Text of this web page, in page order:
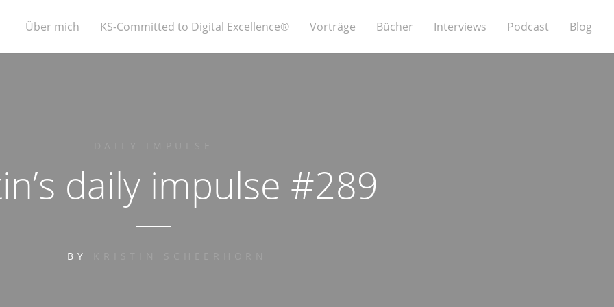
Über mich KS-Committed to Digital Excellence® Vorträge Bücher Interviews Podcast Blog
daily impulse #289
BY